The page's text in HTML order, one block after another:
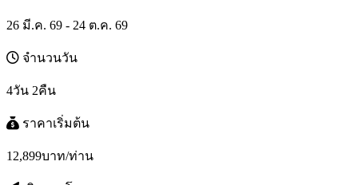
26 มี.ค. 69 - 24 ต.ค. 69
จำนวนวัน
4วัน 2คืน
ราคาเริ่มต้น
12,899บาท/ท่าน